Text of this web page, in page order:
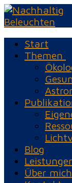
Zum
Inhalt
Menü
Schließen
Start
Themen
Blog
Über mich